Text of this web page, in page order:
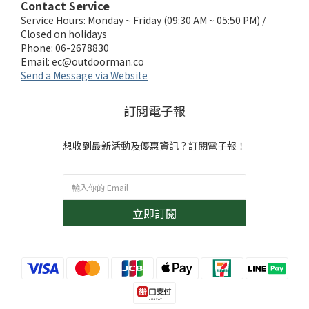
Contact Service
Service Hours: Monday ~ Friday (09:30 AM ~ 05:50 PM) /
Closed on holidays
Phone: 06-2678830
Email: ec@outdoorman.co
Send a Message via Website
訂閱電子報
想收到最新活動及優惠資訊？訂閱電子報！
立即訂閱